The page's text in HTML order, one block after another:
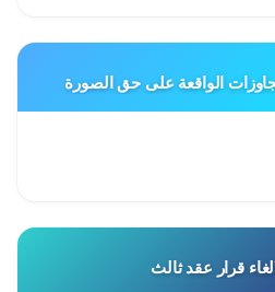
الواقعة على حق الصورة
قرار عقد ثالث